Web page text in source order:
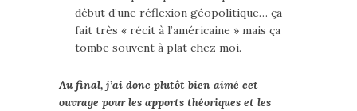
début d’une réflexion géopolitique… ça
fait très « récit à l’américaine » mais ça
tombe souvent à plat chez moi.
Au final, j’ai donc plutôt bien aimé cet
ouvrage pour les apports théoriques et les